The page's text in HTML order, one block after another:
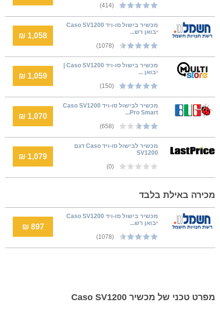
(414)
‏מכשיר בישול סו-ויד Caso SV1200
יבואן רש...
(1078)
1,058 ₪
‏מכשיר בישול סו-ויד Caso SV1200 |
יבואן ...
(150)
1,059 ₪
מכשיר לבישול סו-ויד Caso SV1200
Pro Smart...
(658)
1,070 ₪
מכשיר לבישול סו-ויד Caso דגם
SV1200
(0)
1,079 ₪
מכירה באילת בלבד
‏מכשיר בישול סו-ויד Caso SV1200
יבואן רש...
(1078)
897 ₪
מפרט טכני של מכשיר Caso SV1200